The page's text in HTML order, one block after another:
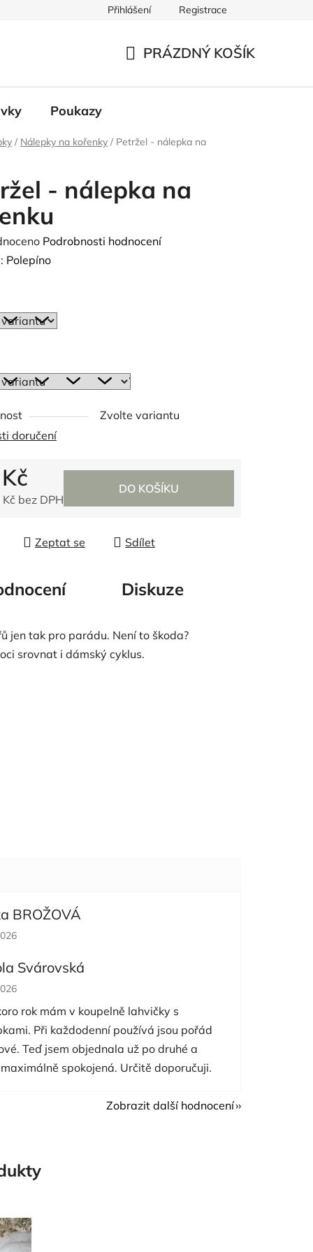
Přihlášení Registrace
PRÁZDNÝ KOŠÍK
Poukazy
/ Nálepky na kořenky / Petržel - nálepka na
- nálepka na
Podrobnosti hodnocení
Polepíno
Zvolte variantu
doručení
bez DPH
DO KOŠÍKU
Zeptat se Sdílet
Diskuze
jen tak pro parádu. Není to škoda?
srovnat i dámský cyklus.
BROŽOVÁ
obchodu je 5 z 5 hvězdiček.
Svárovská
obchodu je 5 z 5 hvězdiček.
rok mám v koupelně lahvičky s
Při každodenní používá jsou pořád
Teď jsem objednala už po druhé a
spokojená. Určitě doporučuji.
Zobrazit další hodnocení